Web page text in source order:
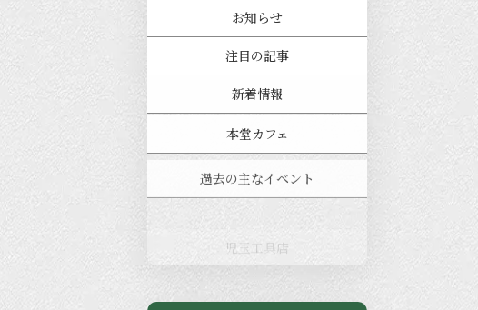
お知らせ
注目の記事
新着情報
本堂カフェ
過去の主なイベント
児玉工具店
きのえねまるしぇ